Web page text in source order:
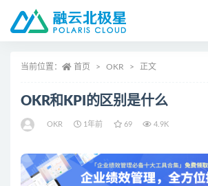
当前位置： 首页 OKR 正文
OKR和KPI的区别是什么
OKR 1年前 69 4.9K